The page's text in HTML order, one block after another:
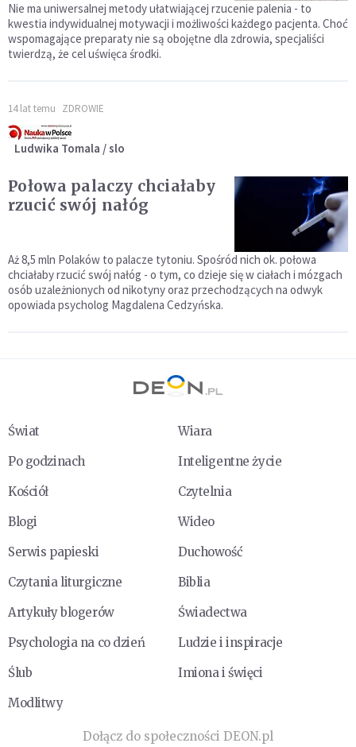
Nie ma uniwersalnej metody ułatwiającej rzucenie palenia - to
kwestia indywidualnej motywacji i możliwości każdego pacjenta. Choć
wspomagające preparaty nie są obojętne dla zdrowia, specjaliści
twierdzą, że cel uświęca środki.
14 lat temu ZDROWIE
Ludwika Tomala / slo
Połowa palaczy chciałaby
rzucić swój nałóg
Aż 8,5 mln Polaków to palacze tytoniu. Spośród nich ok. połowa
chciałaby rzucić swój nałóg - o tym, co dzieje się w ciałach i mózgach
osób uzależnionych od nikotyny oraz przechodzących na odwyk
opowiada psycholog Magdalena Cedzyńska.
Świat
Wiara
Po godzinach
Inteligentne życie
Kościół
Czytelnia
Blogi
Wideo
Serwis papieski
Duchowość
Czytania liturgiczne
Biblia
Artykuły blogerów
Świadectwa
Psychologia na co dzień
Ludzie i inspiracje
Ślub
Imiona i święci
Modlitwy
Dołącz do społeczności DEON.pl